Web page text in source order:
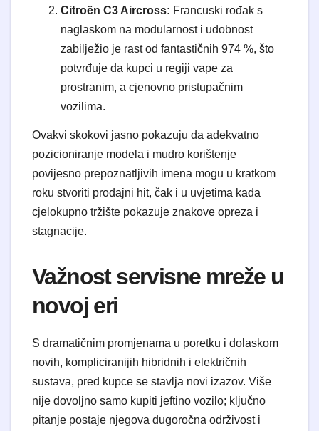
Citroën C3 Aircross: Francuski rođak s
naglaskom na modularnost i udobnost
zabilježio je rast od fantastičnih 974 %, što
potvrđuje da kupci u regiji vape za
prostranim, a cjenovno pristupačnim
vozilima.
​Ovakvi skokovi jasno pokazuju da adekvatno
pozicioniranje modela i mudro korištenje
povijesno prepoznatljivih imena mogu u kratkom
roku stvoriti prodajni hit, čak i u uvjetima kada
cjelokupno tržište pokazuje znakove opreza i
stagnacije.
​Važnost servisne mreže u
novoj eri
​S dramatičnim promjenama u poretku i dolaskom
novih, kompliciranijih hibridnih i električnih
sustava, pred kupce se stavlja novi izazov. Više
nije dovoljno samo kupiti jeftino vozilo; ključno
pitanje postaje njegova dugoročna održivost i